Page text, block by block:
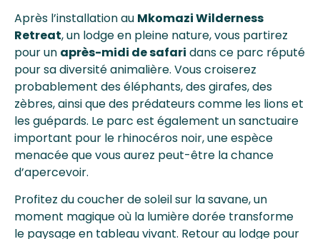
Après l’installation au Mkomazi Wilderness
Retreat, un lodge en pleine nature, vous partirez
pour un après-midi de safari dans ce parc réputé
pour sa diversité animalière. Vous croiserez
probablement des éléphants, des girafes, des
zèbres, ainsi que des prédateurs comme les lions et
les guépards. Le parc est également un sanctuaire
important pour le rhinocéros noir, une espèce
menacée que vous aurez peut-être la chance
d’apercevoir.
Profitez du coucher de soleil sur la savane, un
moment magique où la lumière dorée transforme
le paysage en tableau vivant. Retour au lodge pour